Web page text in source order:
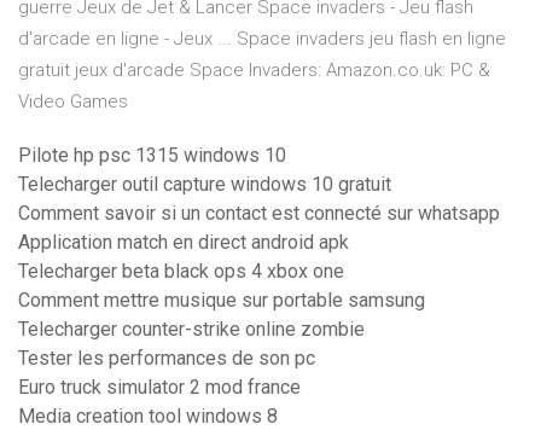
guerre Jeux de Jet & Lancer Space invaders - Jeu flash
d'arcade en ligne - Jeux ... Space invaders jeu flash en ligne
gratuit jeux d'arcade Space Invaders: Amazon.co.uk: PC &
Video Games
Pilote hp psc 1315 windows 10
Telecharger outil capture windows 10 gratuit
Comment savoir si un contact est connecté sur whatsapp
Application match en direct android apk
Telecharger beta black ops 4 xbox one
Comment mettre musique sur portable samsung
Telecharger counter-strike online zombie
Tester les performances de son pc
Euro truck simulator 2 mod france
Media creation tool windows 8